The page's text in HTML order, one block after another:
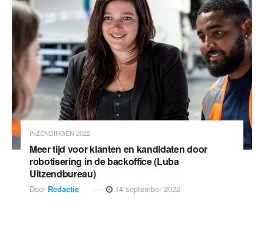
INZENDINGEN 2022
Meer tijd voor klanten en kandidaten door
robotisering in de backoffice (Luba
Uitzendbureau)
Door Redactie 14 september 2022